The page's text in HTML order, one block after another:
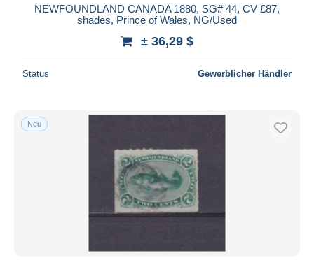
NEWFOUNDLAND CANADA 1880, SG# 44, CV £87,
shades, Prince of Wales, NG/Used
± 36,29 $
Status Gewerblicher Händler
Neu